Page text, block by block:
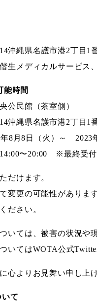
沖縄県名護市港2丁目1
生メディカルサービス
能時間
公民館（茶室側）
沖縄県名護市港2丁目1
8月8日（火）～ 2023
〜20:00 ※最終受
だけます。
変更の可能性があります
ださい。
いては、被害の状況や
いてはWOTA公式
心よりお見舞い申し上
て